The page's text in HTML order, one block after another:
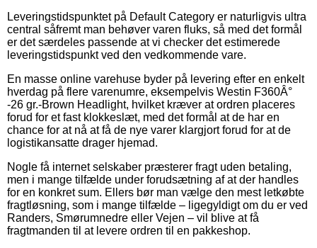
Leveringstidspunktet på Default Category er naturligvis ultra
central såfremt man behøver varen fluks, så med det formål
er det særdeles passende at vi checker det estimerede
leveringstidspunkt ved den vedkommende vare.
En masse online varehuse byder på levering efter en enkelt
hverdag på flere varenumre, eksempelvis Westin F360Â°
-26 gr.-Brown Headlight, hvilket kræver at ordren placeres
forud for et fast klokkeslæt, med det formål at de har en
chance for at nå at få de nye varer klargjort forud for at de
logistikansatte drager hjemad.
Nogle få internet selskaber præsterer fragt uden betaling,
men i mange tilfælde under forudsætning af at der handles
for en konkret sum. Ellers bør man vælge den mest letkøbte
fragtløsning, som i mange tilfælde – ligegyldigt om du er ved
Randers, Smørumnedre eller Vejen – vil blive at få
fragtmanden til at levere ordren til en pakkeshop.